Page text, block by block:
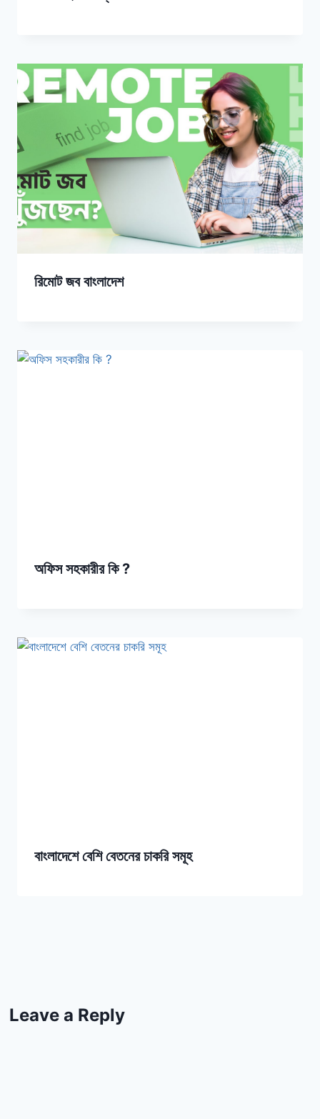
রিমোট জব বাংলাদেশ
অফিস সহকারীর কি ?
বাংলাদেশে বেশি বেতনের চাকরি সমূহ
Leave a Reply